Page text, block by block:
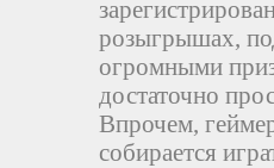
розыгрышах,
огромными
достаточно
Впрочем,
собирается